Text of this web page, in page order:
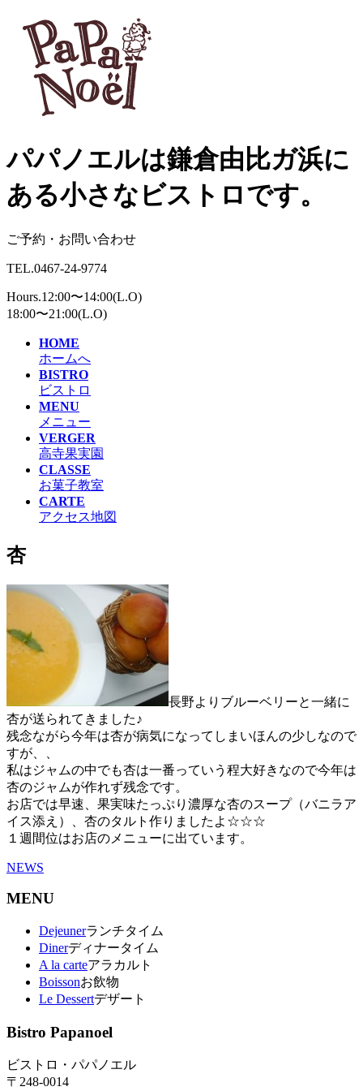
パパノエルは鎌倉由比ガ浜に
ある小さなビストロです。
ご予約・お問い合わせ
TEL.0467-24-9774
Hours.12:00〜14:00(L.O)
18:00〜21:00(L.O)
HOME
ホームへ
BISTRO
ビストロ
MENU
メニュー
VERGER
高寺果実園
CLASSE
お菓子教室
CARTE
アクセス地図
杏
長野よりブルーベリーと一緒に
杏が送られてきました♪
残念ながら今年は杏が病気になってしまいほんの少しなので
すが、、
私はジャムの中でも杏は一番っていう程大好きなので今年は
杏のジャムが作れず残念です。
お店では早速、果実味たっぷり濃厚な杏のスープ（バニラア
イス添え）、杏のタルト作りましたよ☆☆☆
１週間位はお店のメニューに出ています。
NEWS
MENU
Dejeunerランチタイム
Dinerディナータイム
A la carteアラカルト
Boissonお飲物
Le Dessertデザート
Bistro Papanoel
ビストロ・パパノエル
〒248-0014